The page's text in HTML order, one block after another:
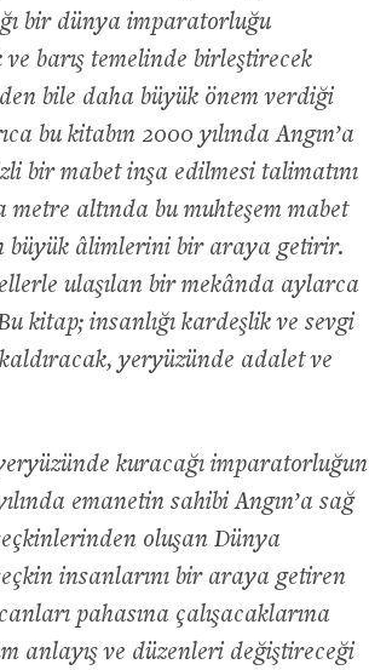
bir dünya imparatorluğu
barış temelinde birleştirecek
bile daha büyük önem verdiği
bu kitabın 2000 yılında Angın’a
bir mabet inşa edilmesi talimatını
altında bu muhteşem mabet
büyük âlimlerini bir araya getirir.
ulaşılan bir mekânda aylarca
kitap; insanlığı kardeşlik ve sevgi
yeryüzünde adalet ve
kuracağı imparatorluğun
emanetin sahibi Angın’a sağ
oluşan Dünya
insanlarını bir araya getiren
pahasına çalışacaklarına
anlayış ve düzenleri değiştireceği